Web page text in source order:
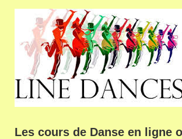
Les cours de Danse en ligne